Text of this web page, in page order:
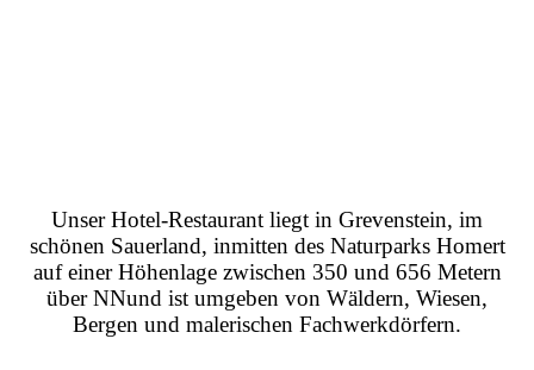
Unser Hotel-Restaurant liegt in Grevenstein, im
schönen Sauerland, inmitten des Naturparks Homert
auf einer Höhenlage zwischen 350 und 656 Metern
über NNund ist umgeben von Wäldern, Wiesen,
Bergen und malerischen Fachwerkdörfern.